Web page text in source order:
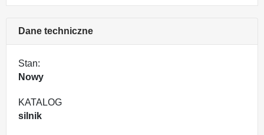
Dane techniczne
Stan:
Nowy
KATALOG
silnik